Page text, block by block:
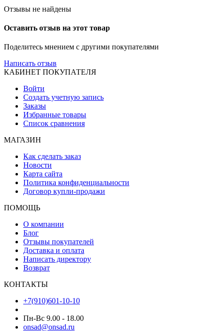
Отзывы не найдены
Оставить отзыв на этот товар
Поделитесь мнением с другими покупателями
Написать отзыв
КАБИНЕТ ПОКУПАТЕЛЯ
Войти
Создать учетную запись
Заказы
Избранные товары
Список сравнения
МАГАЗИН
Как сделать заказ
Новости
Карта сайта
Политика конфиденциальности
Договор купли-продажи
ПОМОЩЬ
О компании
Блог
Отзывы покупателей
Доставка и оплата
Написать директору
Возврат
КОНТАКТЫ
+7(910)601-10-10
Пн-Вс 9.00 - 18.00
onsad@onsad.ru